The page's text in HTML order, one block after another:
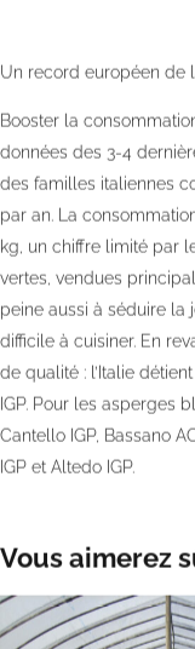
Un record européen de
Booster la
données des 3-4
des familles italiennes
par an. La
kg, un chiffre limité par
vertes, vendues
peine aussi à séduire la
difficile à cuisiner. En
de qualité : l’Italie
IGP. Pour les asperges
Cantello IGP, Bassano
IGP et Altedo IGP.
Vous aimerez